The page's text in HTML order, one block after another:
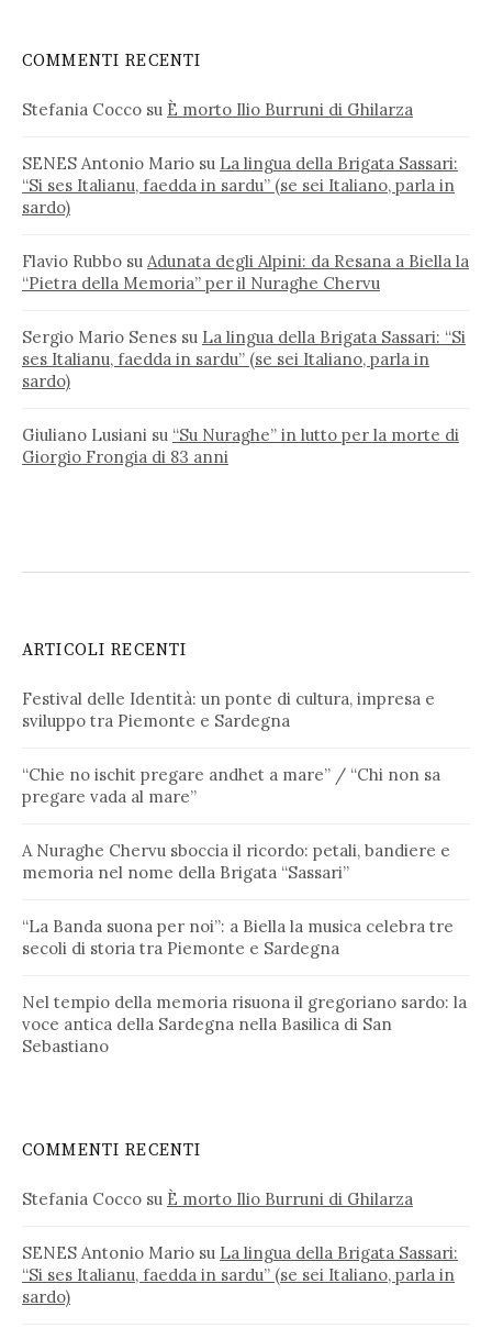
COMMENTI RECENTI
Stefania Cocco su È morto Ilio Burruni di Ghilarza
SENES Antonio Mario su La lingua della Brigata Sassari:
“Si ses Italianu, faedda in sardu” (se sei Italiano, parla in
sardo)
Flavio Rubbo su Adunata degli Alpini: da Resana a Biella la
“Pietra della Memoria” per il Nuraghe Chervu
Sergio Mario Senes su La lingua della Brigata Sassari: “Si
ses Italianu, faedda in sardu” (se sei Italiano, parla in
sardo)
Giuliano Lusiani su “Su Nuraghe” in lutto per la morte di
Giorgio Frongia di 83 anni
ARTICOLI RECENTI
Festival delle Identità: un ponte di cultura, impresa e
sviluppo tra Piemonte e Sardegna
“Chie no ischit pregare andhet a mare” / “Chi non sa
pregare vada al mare”
A Nuraghe Chervu sboccia il ricordo: petali, bandiere e
memoria nel nome della Brigata “Sassari”
“La Banda suona per noi”: a Biella la musica celebra tre
secoli di storia tra Piemonte e Sardegna
Nel tempio della memoria risuona il gregoriano sardo: la
voce antica della Sardegna nella Basilica di San
Sebastiano
COMMENTI RECENTI
Stefania Cocco su È morto Ilio Burruni di Ghilarza
SENES Antonio Mario su La lingua della Brigata Sassari:
“Si ses Italianu, faedda in sardu” (se sei Italiano, parla in
sardo)